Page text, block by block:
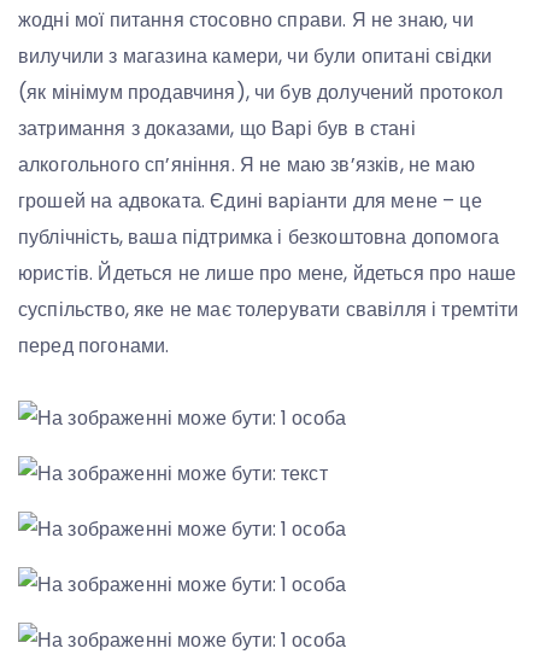
жодні мої питання стосовно справи. Я не знаю, чи
вилучили з магазина камери, чи були опитані свідки
(як мінімум продавчиня), чи був долучений протокол
затримання з доказами, що Варі був в стані
алкогольного сп’яніння. Я не маю зв’язків, не маю
грошей на адвоката. Єдині варіанти для мене – це
публічність, ваша підтримка і безкоштовна допомога
юристів. Йдеться не лише про мене, йдеться про наше
суспільство, яке не має толерувати свавілля і тремтіти
перед погонами.